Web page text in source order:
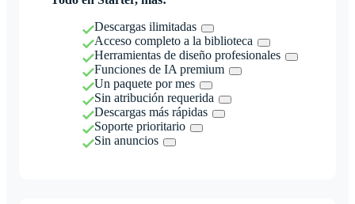
Descargas ilimitadas
Acceso completo a la biblioteca
Herramientas de diseño profesionales
Funciones de IA premium
Un paquete por mes
Sin atribución requerida
Descargas más rápidas
Soporte prioritario
Sin anuncios